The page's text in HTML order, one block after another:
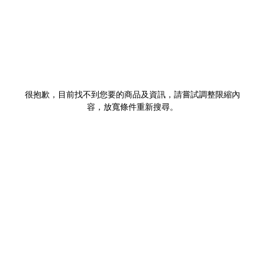
很抱歉，目前找不到您要的商品及資訊，請嘗試調整限縮內
容，放寬條件重新搜尋。